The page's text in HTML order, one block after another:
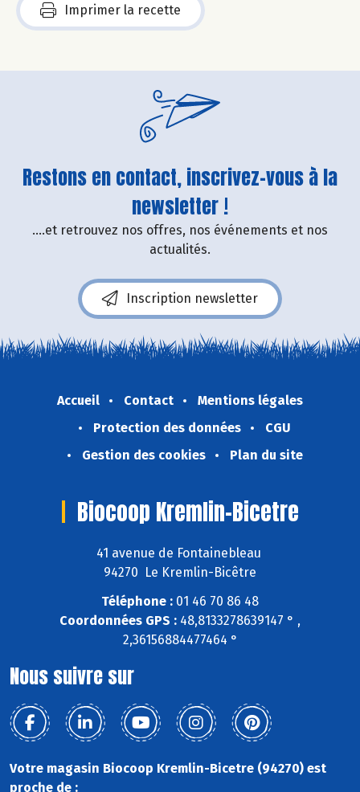
Imprimer la recette
Restons en contact, inscrivez-vous à la
newsletter !
....et retrouvez nos offres, nos événements et nos
actualités.
Inscription newsletter
Accueil Contact
Mentions légales
Protection des données
CGU
Gestion des cookies
Plan du site
Biocoop Kremlin-Bicetre
41 avenue de Fontainebleau
94270 Le Kremlin-Bicêtre
Téléphone : 01 46 70 86 48
Coordonnées GPS : 48,8133278639147 ° ,
2,36156884477464 °
Nous suivre sur
Votre magasin Biocoop Kremlin-Bicetre (94270) est
proche de :